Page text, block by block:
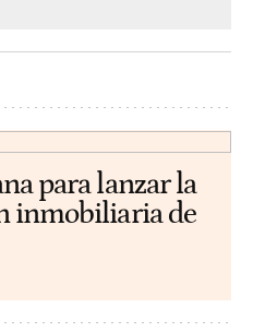
para lanzar la
inmobiliaria de